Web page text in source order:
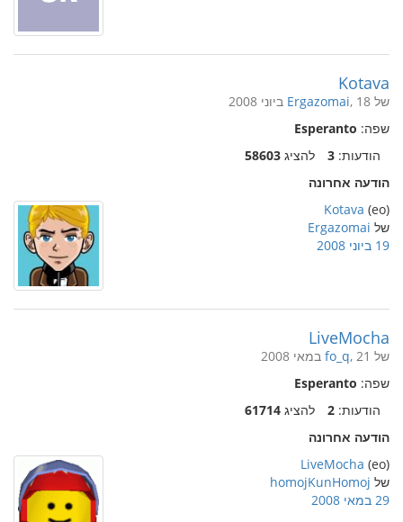
Kotava
של Ergazomai, 18 ביוני 2008
שפה: Esperanto
הודעות: 3 להציג 58603
הודעה אחרונה
(eo)
Kotava
של Ergazomai
19 ביוני 2008
LiveMocha
של fo_q, 21 במאי 2008
שפה: Esperanto
הודעות: 2 להציג 61714
הודעה אחרונה
(eo)
LiveMocha
של homojKunHomoj
29 במאי 2008